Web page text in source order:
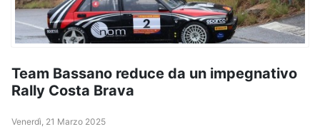
Team Bassano reduce da un impegnativo
Rally Costa Brava
Venerdì, 21 Marzo 2025